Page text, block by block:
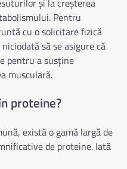
Pentru
cu o solicitare fizică
să se asigure că
pentru a susține
musculară.
proteine?
există o gamă largă de
de proteine. Iată